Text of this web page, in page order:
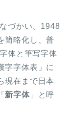
づかい、1948
簡略化し、普
体と筆写字体
字字体表」に
現在まで日本
新字体」と呼